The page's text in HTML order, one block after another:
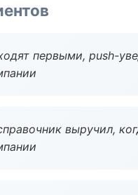
первыми, push-
выручил,